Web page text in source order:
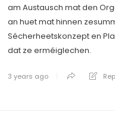
am Austausch mat den
an huet mat hinnen
Sécherheetskonzept en
dat ze erméiglechen.
3 years ago